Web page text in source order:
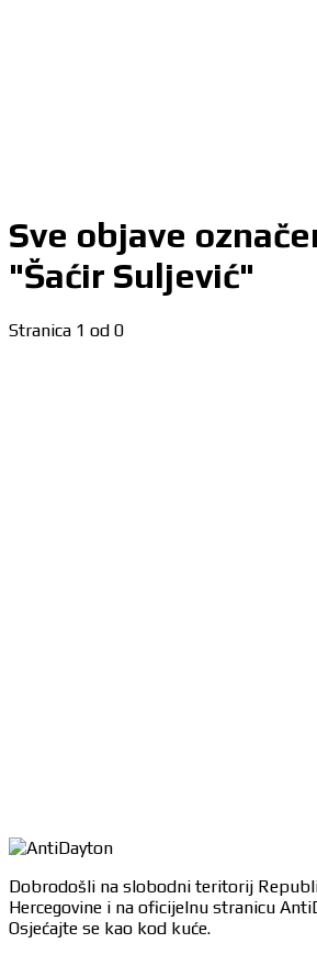
Sve objave
"Šaćir Suljević"
Stranica 1 od 0
Dobrodošli na slobodni teritorij
Hercegovine i na oficijelnu stranicu
Osjećajte se kao kod kuće.